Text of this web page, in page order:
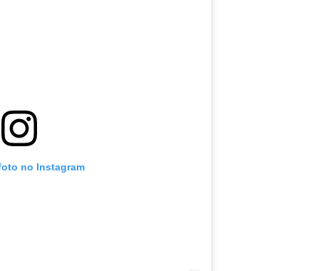
no Instagram